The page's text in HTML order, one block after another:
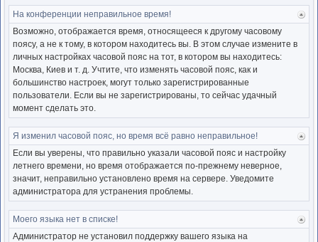
На конференции неправильное время!
Возможно, отображается время, относящееся к другому часовому
поясу, а не к тому, в котором находитесь вы. В этом случае измените в
личных настройках часовой пояс на тот, в котором вы находитесь:
Москва, Киев и т. д. Учтите, что изменять часовой пояс, как и
большинство настроек, могут только зарегистрированные
пользователи. Если вы не зарегистрированы, то сейчас удачный
момент сделать это.
Я изменил часовой пояс, но время всё равно неправильное!
Если вы уверены, что правильно указали часовой пояс и настройку
летнего времени, но время отображается по-прежнему неверное,
значит, неправильно установлено время на сервере. Уведомите
администратора для устранения проблемы.
Моего языка нет в списке!
Администратор не установил поддержку вашего языка на